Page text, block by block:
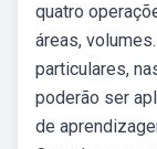
quatro
áreas,
particulares,
poderão ser
de